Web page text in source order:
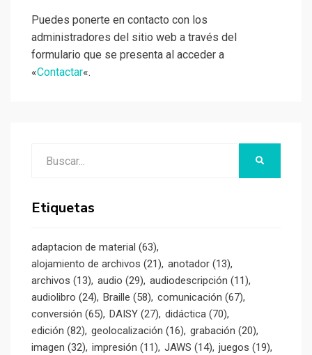
Puedes ponerte en contacto con los
administradores del sitio web a través del
formulario que se presenta al acceder a
«Contactar«.
Etiquetas
adaptacion de material (63)
alojamiento de archivos (21) anotador (13)
archivos (13) audio (29) audiodescripción (11)
audiolibro (24) Braille (58) comunicación (67)
conversión (65) DAISY (27) didáctica (70)
edición (82) geolocalización (16) grabación (20)
imagen (32) impresión (11) JAWS (14) juegos (19)